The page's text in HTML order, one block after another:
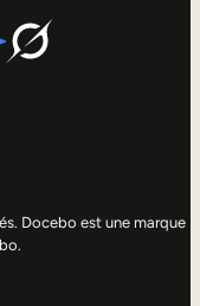
Docebo est une marque